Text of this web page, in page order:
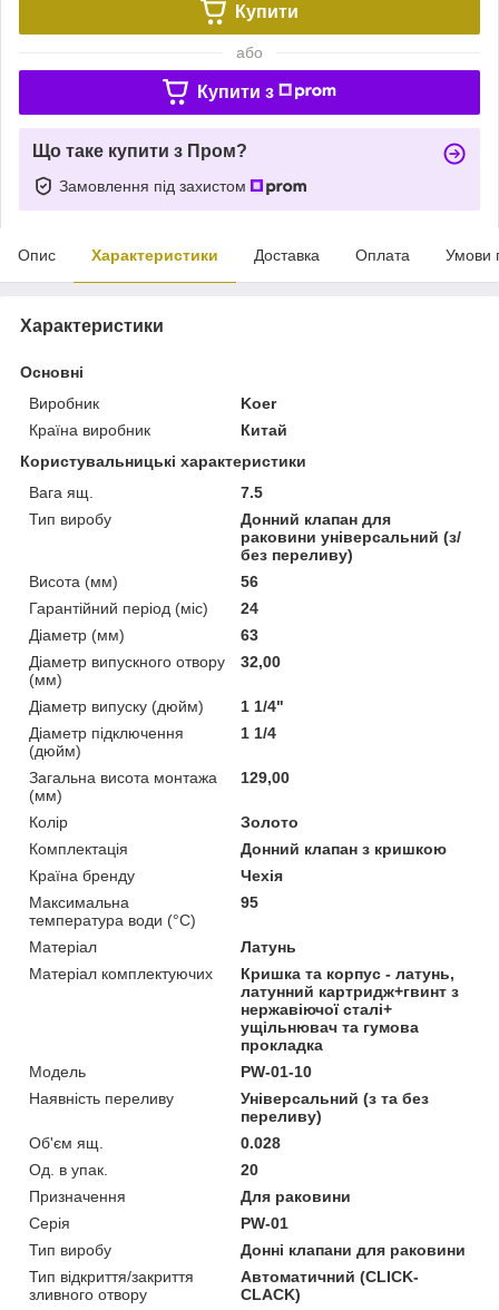
Купити
або
Купити з
Що таке купити з Пром?
Замовлення під захистом
Опис Характеристики Доставка Оплата Умови
Характеристики
Основні
Виробник
Koer
Країна виробник
Китай
Користувальницькі характеристики
Вага ящ.
7.5
Тип виробу
Донний клапан для
раковини універсальний (з/
без переливу)
Висота (мм)
56
Гарантійний період (міс)
24
Діаметр (мм)
63
Діаметр випускного отвору
(мм)
32,00
Діаметр випуску (дюйм)
1 1/4"
Діаметр підключення
(дюйм)
1 1/4
Загальна висота монтажа
(мм)
129,00
Колір
Золото
Комплектація
Донний клапан з кришкою
Країна бренду
Чехія
Максимальна
температура води (°C)
95
Матеріал
Латунь
Матеріал комплектуючих
Кришка та корпус - латунь,
латунний картридж+гвинт з
нержавіючої сталі+
ущільнювач та гумова
прокладка
Мoдель
PW-01-10
Наявність переливу
Універсальний (з та без
переливу)
Об'єм ящ.
0.028
Од. в упак.
20
Призначення
Для раковини
Серія
PW-01
Тип виробу
Донні клапани для раковини
Тип відкриття/закриття
зливного отвору
Автоматичний (СLICK-
СLACK)